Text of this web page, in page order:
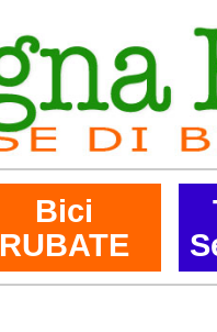
Bici
RUBATE